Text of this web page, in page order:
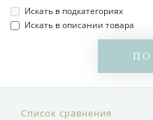
Искать в подкатегориях
Искать в описании товара
Список сравнения